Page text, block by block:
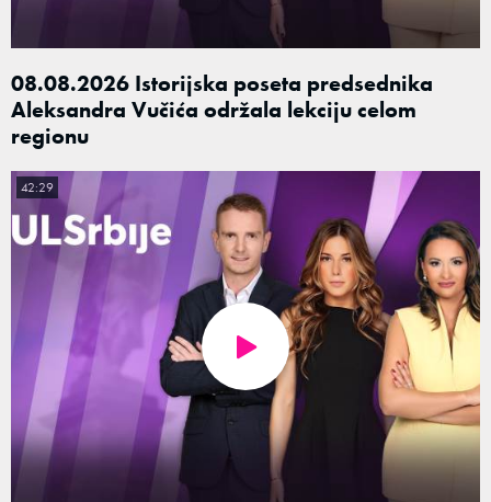
08.08.2026 Istorijska poseta predsednika
Aleksandra Vučića održala lekciju celom
regionu
42:29